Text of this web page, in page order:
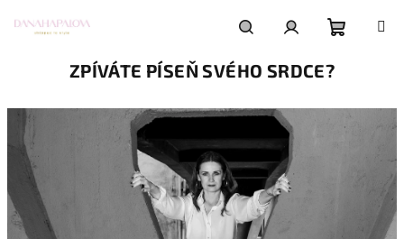
košík
ZPÍVÁTE PÍSEŇ SVÉHO SRDCE?